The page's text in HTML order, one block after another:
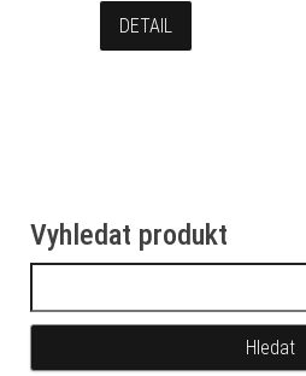
DETAIL
Vyhledat produkt